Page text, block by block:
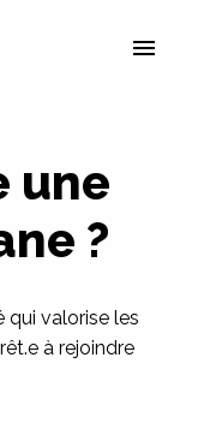
une
?
qui valorise les
à rejoindre